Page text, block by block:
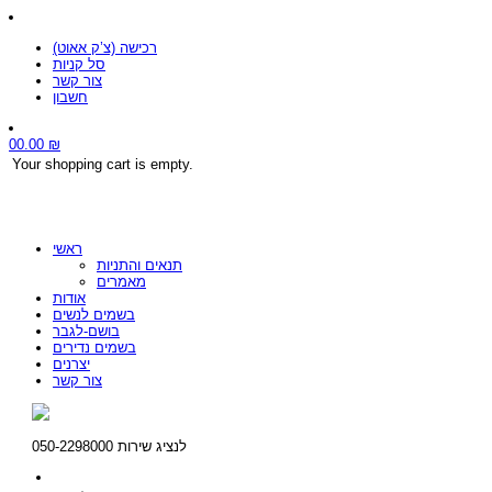
רכישה (צ’ק אאוט)
סל קניות
צור קשר
חשבון
00.00 ₪
Your shopping cart is empty.
ראשי
תנאים והתניות
מאמרים
אודות
בשמים לנשים
בושם-לגבר
בשמים נדירים
יצרנים
צור קשר
לנציג שירות 050-2298000